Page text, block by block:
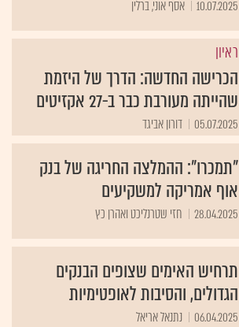
10.07.2025 אסף אוני, ברלין
ראיון
הכרישה החדשה: הדרך של היזמת
שהייתה מעורבת כבר ב-27 אקזיטים
05.07.2025 דורון אביגד
"תמכרו": ההמלצה החריגה של בנק
אוף אמריקה למשקיעים
28.04.2025 חזי שטרנליכט ואהרן כץ
תרחיש האימים שצופים הבנקים
הגדולים, והסיבות לאופטימיות
06.04.2025 נתנאל אריאל